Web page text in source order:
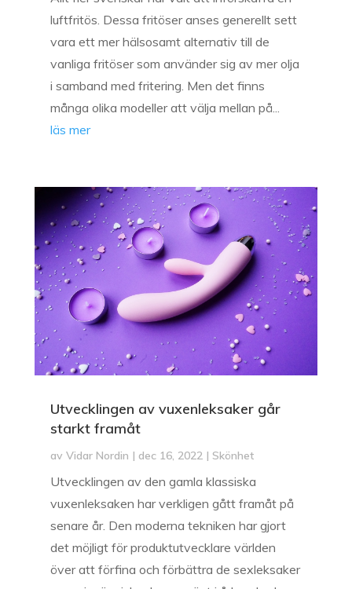
luftfritös. Dessa fritöser anses generellt sett
vara ett mer hälsosamt alternativ till de
vanliga fritöser som använder sig av mer olja
i samband med fritering. Men det finns
många olika modeller att välja mellan på...
läs mer
Utvecklingen av vuxenleksaker går
starkt framåt
av Vidar Nordin | dec 16, 2022| Skönhet
Utvecklingen av den gamla klassiska
vuxenleksaken har verkligen gått framåt på
senare år. Den moderna tekniken har gjort
det möjligt för produktutvecklare världen
över att förfina och förbättra de sexleksaker